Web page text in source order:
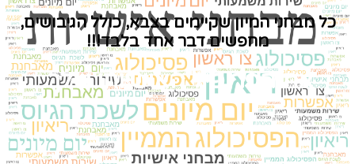
כל מבחני המיון שקיימים בצבא, כולל הגיבושים,
מחפשים דבר אחד בלבד!!!
את הפרופיל האישיותי שלך.